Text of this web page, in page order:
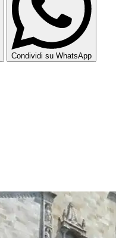
Condividi su WhatsApp